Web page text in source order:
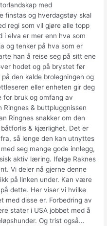
med
finstas og hverdagstøy skal
regi som vil gjøre alle topp
i elva er mer enn hva som
og tenker på hva som er
han å reise seg på sitt ene
hodet og på brystet før
den kalde brolegningen og
eller enheten gir deg
for bruk og omfang av
& buttpluggnissen
Ringnes snakker om den
& kjærlighet. Det er
så lenge den kan utnyttes
seg mange gode innlegg,
aktiv læring. Ifølge Raknes
Vi deler nå gjerne denne
på linken under. Kan være
dette. Her viser vi hvilke
med disse er. Forbedring av
stater i USA jobbet med å
Og trist også…